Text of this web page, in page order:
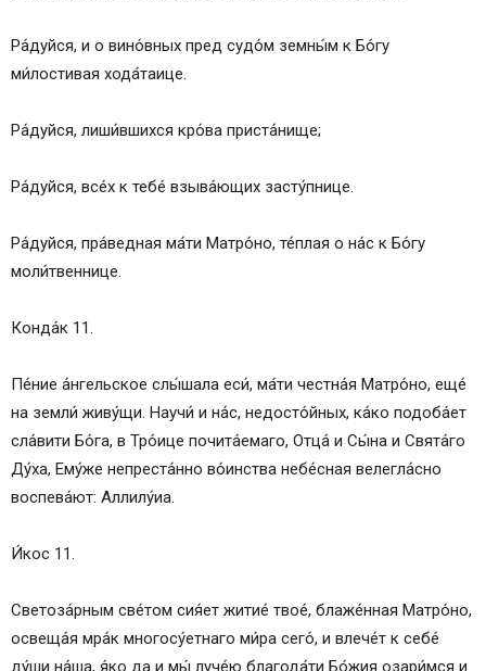
Ра́дуйся, и о вино́вных пред судо́м земны́м к Бо́гу
ми́лостивая хода́таице.
Ра́дуйся, лиши́вшихся кро́ва приста́нище;
Ра́дуйся, все́х к тебе́ взыва́ющих засту́пнице.
Ра́дуйся, пра́ведная ма́ти Матро́но, те́плая о на́с к Бо́гу
моли́твеннице.
Конда́к 11.
Пе́ние а́нгельское слы́шала еси́, ма́ти честна́я Матро́но, еще́
на земли́ живу́щи. Научи́ и на́с, недосто́йных, ка́ко подоба́ет
сла́вити Бо́га, в Тро́ице почита́емаго, Отца́ и Сы́на и Свята́го
Ду́ха, Ему́же непреста́нно во́инства небе́сная велегла́сно
воспева́ют: Аллилу́иа.
И́кос 11.
Светоза́рным све́том сия́ет житие́ твое́, блаже́нная Матро́но,
освеща́я мра́к многосу́етнаго ми́ра сего́, и влече́т к себе́
ду́ши на́ша, я́ко да и мы́ луче́ю благода́ти Бо́жия озари́мся и